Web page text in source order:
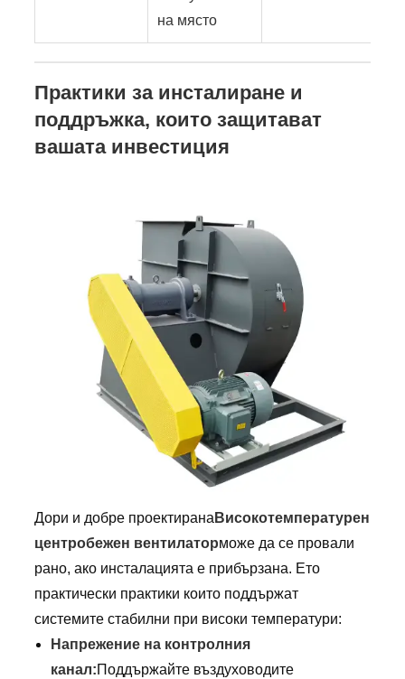
на място
Практики за инсталиране и
поддръжка, които защитават
вашата инвестиция
Дори и добре проектирана Високотемпературен
центробежен вентилаторможе да се провали
рано, ако инсталацията е прибързана. Ето
практически практики които поддържат
системите стабилни при високи температури:
Напрежение на контролния
канал:Поддържайте въздуховодите